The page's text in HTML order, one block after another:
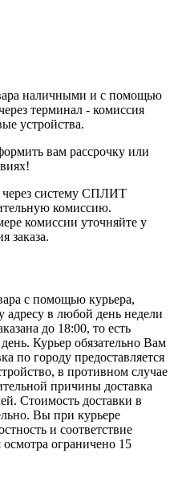
наличными и с помощью
терминал - комиссия
устройства.
вам рассрочку или
систему СПЛИТ
комиссию.
комиссии уточняйте у
заказа.
с помощью курьера,
адресу в любой день недели
до 18:00, то есть
Курьер обязательно Вам
по городу предоставляется
в противном случае
причины доставка
Стоимость доставки в
Вы при курьере
и соответствие
ограничено 15